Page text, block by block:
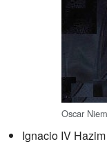
Oscar
Ignacio IV